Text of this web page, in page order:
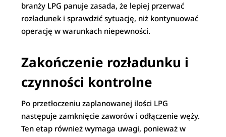
branży LPG panuje zasada, że lepiej przerwać
rozładunek i sprawdzić sytuację, niż kontynuować
operację w warunkach niepewności.
Zakończenie rozładunku i
czynności kontrolne
Po przetłoczeniu zaplanowanej ilości LPG
następuje zamknięcie zaworów i odłączenie węży.
Ten etap również wymaga uwagi, ponieważ w